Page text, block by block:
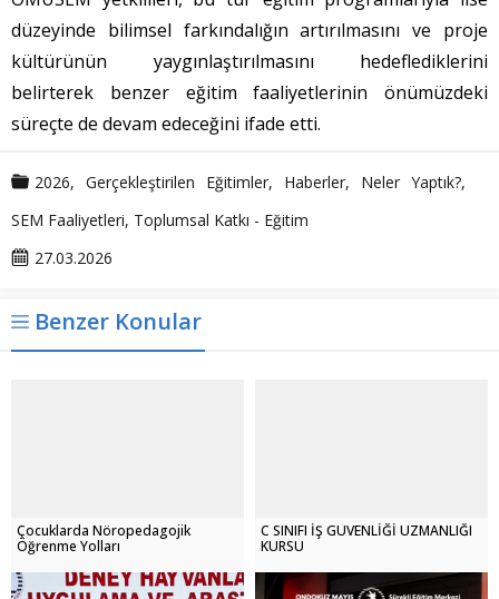
düzeyinde bilimsel farkındalığın artırılmasını ve proje
kültürünün yaygınlaştırılmasını hedeflediklerini
belirterek benzer eğitim faaliyetlerinin önümüzdeki
süreçte de devam edeceğini ifade etti.
2026, Gerçekleştirilen Eğitimler, Haberler, Neler Yaptık?,
SEM Faaliyetleri, Toplumsal Katkı - Eğitim
27.03.2026
Benzer Konular
Çocuklarda Nöropedagojik
Öğrenme Yolları
C SINIFI İŞ GÜVENLİĞİ UZMANLIĞI
KURSU